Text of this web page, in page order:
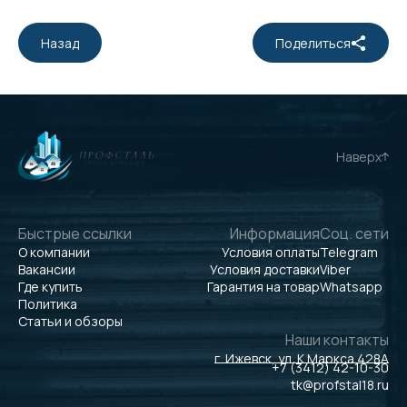
Назад Поделиться
Наверх
Быстрые ссылки
О компании
Вакансии
Где купить
Политика
Статьи и обзоры
Информация
Условия оплаты
Условия доставки
Гарантия на товар
Соц. сети
Telegram
Viber
Whatsapp
Наши контакты
г. Ижевск, ул. К.Маркса 428А
+7 (3412) 42-10-30
tk@profstal18.ru